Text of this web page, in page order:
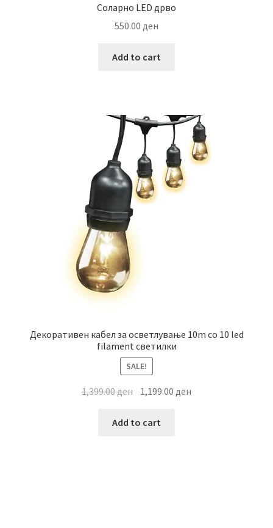
Соларно LED дрво
550.00 ден
Add to cart
Декоративен кабел за осветлување 10m со 10 led
filament светилки
SALE!
1,399.00ден Original
was:
1,199.00 ден
Add to cart